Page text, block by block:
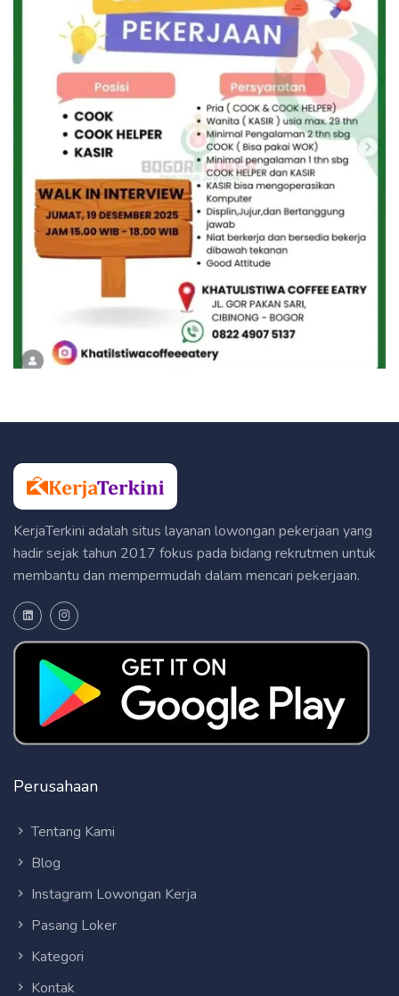
KerjaTerkini adalah situs layanan lowongan pekerjaan yang
hadir sejak tahun 2017 fokus pada bidang rekrutmen untuk
membantu dan mempermudah dalam mencari pekerjaan.
Perusahaan
Tentang Kami
Blog
Instagram Lowongan Kerja
Pasang Loker
Kategori
Kontak